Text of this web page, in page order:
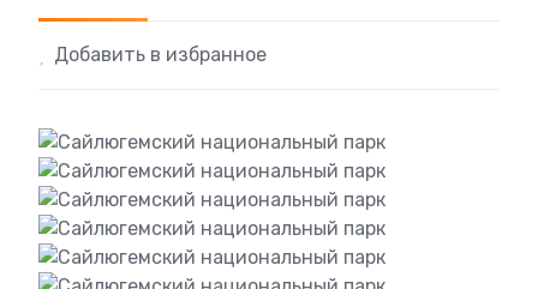
Добавить в избранное